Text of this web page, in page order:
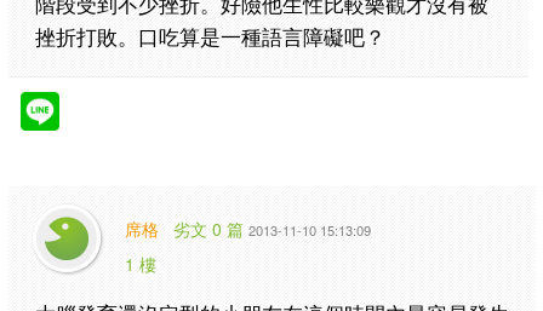
挫折打敗。口吃算是一種語言障礙吧？
席格 劣文 0 篇 2013-11-10 15:13:09
1 樓